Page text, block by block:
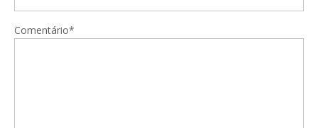
Comentário*